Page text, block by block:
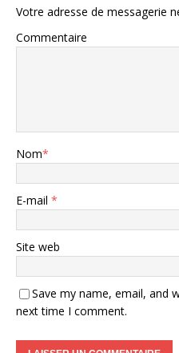
Votre adresse de messagerie
Commentaire
Nom*
E-mail *
Site web
Save my name, email, and
next time I comment.